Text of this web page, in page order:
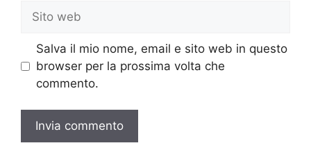
web
Salva il mio nome, email e sito web in questo
browser per la prossima volta che
commento.